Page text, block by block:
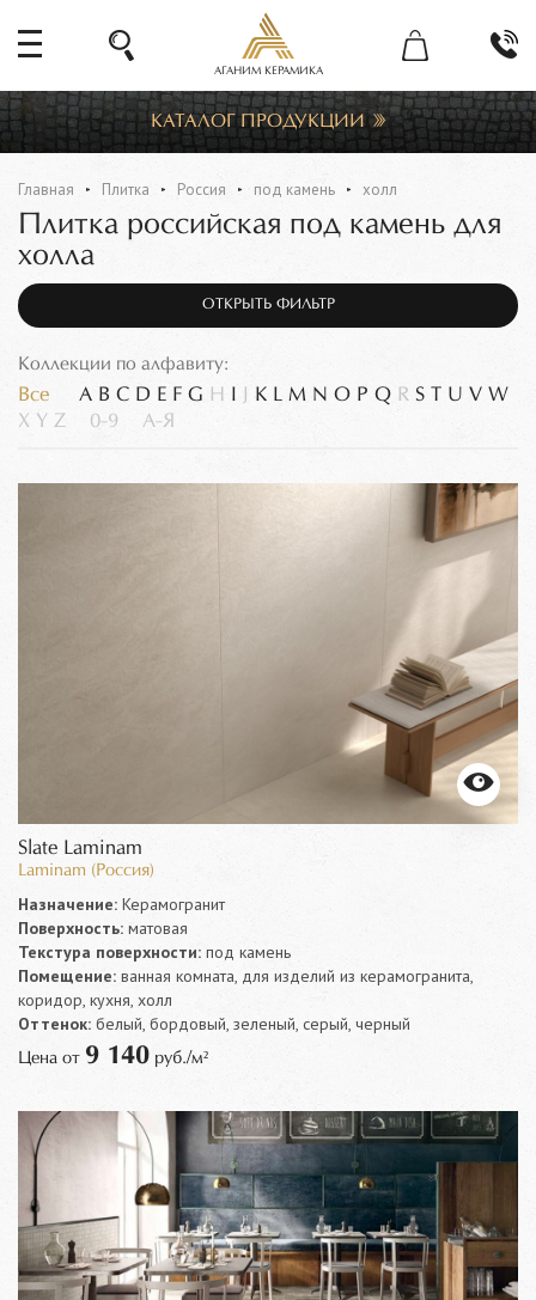
АГАНИМ КЕРАМИКА
КАТАЛОГ ПРОДУКЦИИ
Главная Плитка Россия под камень холл
Плитка российская под камень для
холла
ОТКРЫТЬ ФИЛЬТР
Коллекции по алфавиту:
Все A B C D E F G H K L M N O P Q R S T U V W
X Y Z 0-9 А-Я
Slate Laminam
Laminam (Россия)
Назначение: Керамогранит
Поверхность: матовая
Текстура поверхности: под камень
Помещение: ванная комната, для изделий из керамогранита,
коридор, кухня, холл
Оттенок: белый, бордовый, зеленый, серый, черный
Цена от 9 140 руб./м²